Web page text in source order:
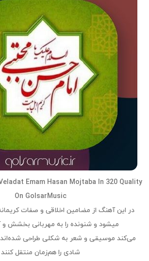
Emam Hasan Mojtaba In 320 Quality
On GolsarMusic
در این آهنگ از مضامین اخلاقی و صفات
میشود و شنونده را به مهربانی بخشش
می‌کند موسیقی و شعر به شکلی طراحی
شادی را هم‌زمان منتقل کنند